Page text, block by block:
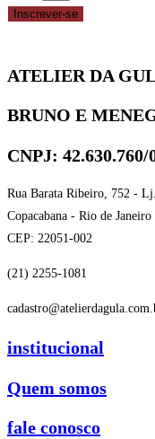
Inscrever-se
ATELIER DA
BRUNO E
CNPJ: 42.630.760/
Rua Barata Ribeiro, 752 -
Copacabana - Rio de Janeiro
CEP: 22051-002
(21) 2255-1081
institucional
Quem somos
fale conosco